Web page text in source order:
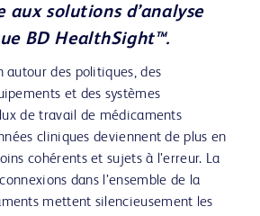
aux solutions d’analyse
BD HealthSight™.
autour des politiques, des
et des systèmes
de travail de médicaments
cliniques deviennent de plus en
cohérents et sujets à l’erreur. La
dans l’ensemble de la
mettent silencieusement les